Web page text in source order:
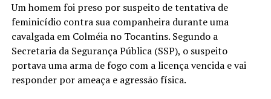
Um homem foi preso por suspeito de tentativa de
feminicídio contra sua companheira durante uma
cavalgada em Colméia no Tocantins. Segundo a
Secretaria da Segurança Pública (SSP), o suspeito
portava uma arma de fogo com a licença vencida e vai
responder por ameaça e agressão física.